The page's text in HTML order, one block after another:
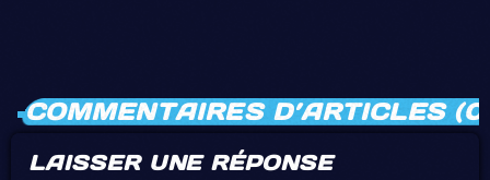
COMMENTAIRES D’ARTICLES
LAISSER UNE RÉPONSE